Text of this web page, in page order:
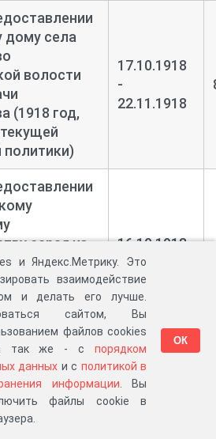
дому села
волости
(1918 год,
17.10.1918
-
22.11.1918
сарая из
завода (1918
текущей
16.10.1918
-
18.11.1918
дому
в имении
и Яндекс.Метрику. Это
взаимодействие
и делать его лучше.
сайтом, Вы
файлов cookies
а так же - с порядком
данных и с политикой в
информации . Вы
файлы cookie в
ОК